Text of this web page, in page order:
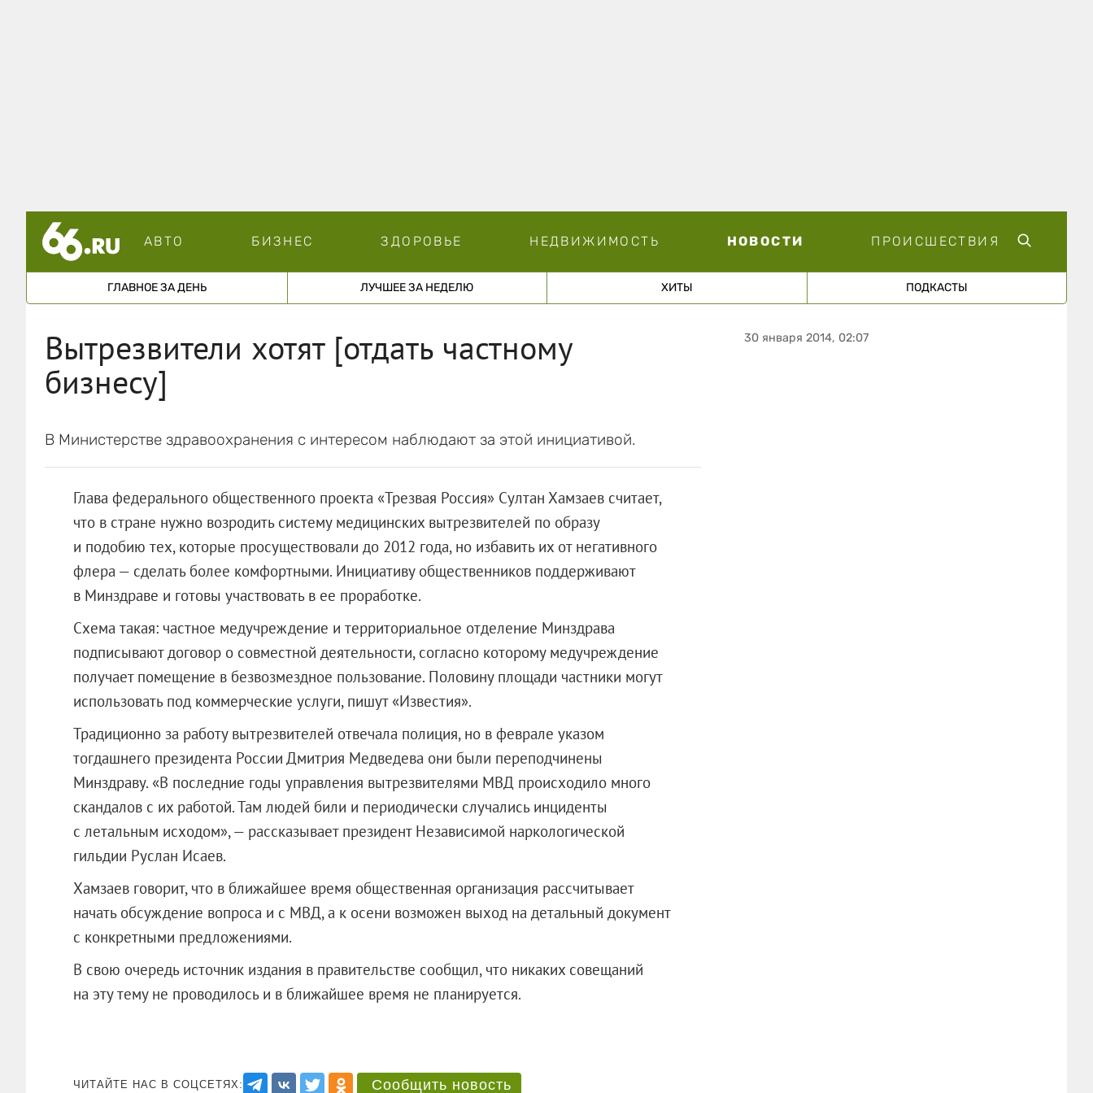
АВТО БИЗНЕС ЗДОРОВЬЕ НЕДВИЖИМОСТЬ НОВОСТИ ПРОИСШЕСТВИЯ
ГЛАВНОЕ ЗА ДЕНЬ ЛУЧШЕЕ ЗА НЕДЕЛЮ ХИТЫ ПОДКАСТЫ
Вытрезвители хотят [отдать частному
бизнесу]
В Министерстве здравоохранения с интересом наблюдают за этой инициативой.
Глава федерального общественного проекта «Трезвая Россия» Султан Хамзаев считает,
что в стране нужно возродить систему медицинских вытрезвителей по образу
и подобию тех, которые просуществовали до 2012 года, но избавить их от негативного
флера — сделать более комфортными. Инициативу общественников поддерживают
в Минздраве и готовы участвовать в ее проработке.
Схема такая: частное медучреждение и территориальное отделение Минздрава
подписывают договор о совместной деятельности, согласно которому медучреждение
получает помещение в безвозмездное пользование. Половину площади частники могут
использовать под коммерческие услуги, пишут «Известия».
Традиционно за работу вытрезвителей отвечала полиция, но в феврале указом
тогдашнего президента России Дмитрия Медведева они были переподчинены
Минздраву. «В последние годы управления вытрезвителями МВД происходило много
скандалов с их работой. Там людей били и периодически случались инциденты
с летальным исходом», — рассказывает президент Независимой наркологической
гильдии Руслан Исаев.
Хамзаев говорит, что в ближайшее время общественная организация рассчитывает
начать обсуждение вопроса и с МВД, а к осени возможен выход на детальный документ
с конкретными предложениями.
В свою очередь источник издания в правительстве сообщил, что никаких совещаний
на эту тему не проводилось и в ближайшее время не планируется.
ЧИТАЙТЕ НАС В СОЦСЕТЯХ: Сообщить новость
30 января 2014, 02:07